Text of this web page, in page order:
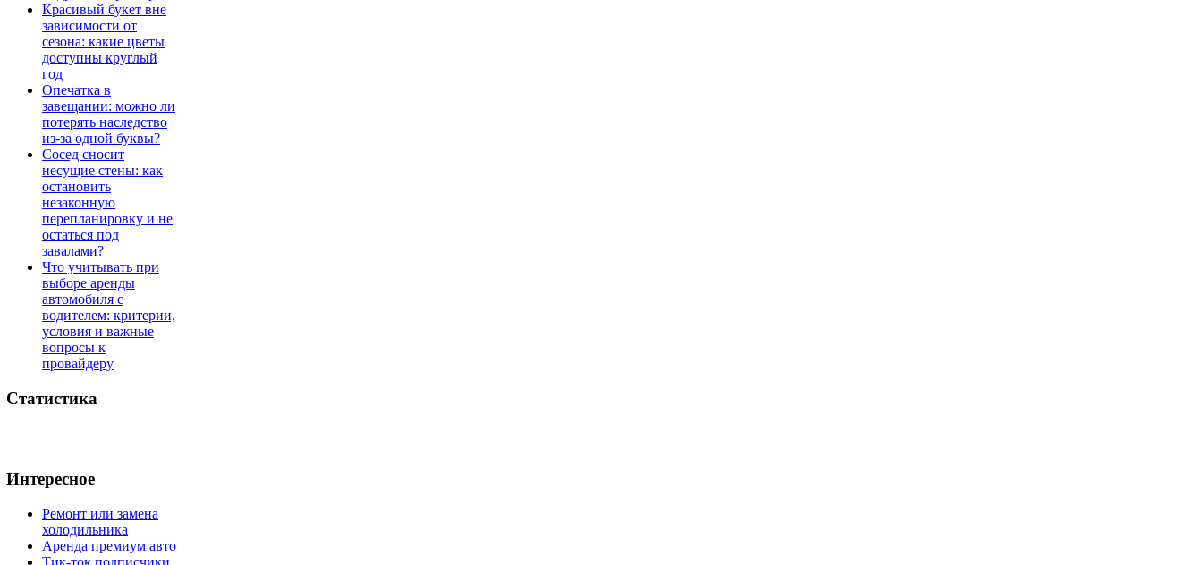
Красивый букет вне
зависимости от
сезона: какие цветы
доступны круглый
год
Опечатка в
завещании: можно ли
потерять наследство
из-за одной буквы?
Сосед сносит
несущие стены: как
остановить
незаконную
перепланировку и не
остаться под
завалами?
Что учитывать при
выборе аренды
автомобиля с
водителем: критерии,
условия и важные
вопросы к
провайдеру
Статистика
Интересное
Ремонт или замена
холодильника
Аренда премиум авто